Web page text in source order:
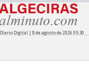
Diario Digital | 8 de agosto de 2026 05:30